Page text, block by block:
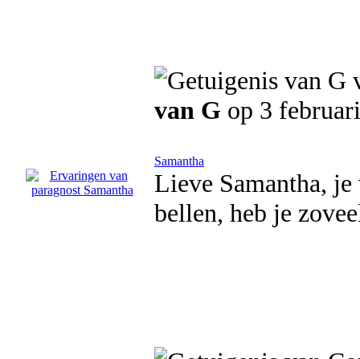
van G op 3
Samantha
Lieve Samantha,
bellen, heb je